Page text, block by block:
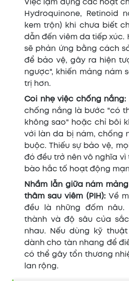
Việc lạm dụng các hoạt
Hydroquinone, Retinoid
kem trộn) khi chưa biết
dẫn đến viêm da tiếp xúc.
sẽ phản ứng bằng cách
để bảo vệ, gây ra hiện
ngược", khiến mảng nám
trị hơn.
Coi nhẹ việc chống nắng:
chống nắng là bước "có
không sao" hoặc chỉ bôi
với làn da bị nám, chống
buộc. Thiếu sự bảo vệ,
đó đều trở nên vô nghĩa vì
bào hắc tố hoạt động
Nhầm lẫn giữa nám
thâm sau viêm (PIH): Về
đều là những đốm nâu.
thành và độ sâu của
nhau. Nếu dùng kỹ
dành cho tàn nhang để
có thể gây tổn thương
lan rộng.